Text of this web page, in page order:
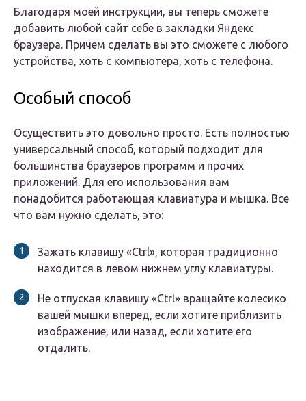
Благодаря моей инструкции, вы теперь сможете
добавить любой сайт себе в закладки Яндекс
браузера. Причем сделать вы это сможете с любого
устройства, хоть с компьютера, хоть с телефона.
Особый способ
Осуществить это довольно просто. Есть полностью
универсальный способ, который подходит для
большинства браузеров программ и прочих
приложений. Для его использования вам
понадобится работающая клавиатура и мышка. Все
что вам нужно сделать, это:
Зажать клавишу «Ctrl», которая традиционно
находится в левом нижнем углу клавиатуры.
Не отпуская клавишу «Ctrl» вращайте колесико
вашей мышки вперед, если хотите приблизить
изображение, или назад, если хотите его
отдалить.